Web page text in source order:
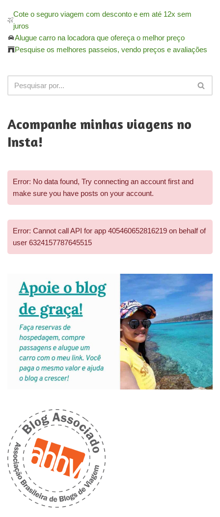
Cote o seguro viagem com desconto e em até 12x sem
juros
Alugue carro na locadora que ofereça o melhor preço
Pesquise os melhores passeios, vendo preços e avaliações
Acompanhe minhas viagens no
Insta!
Error: No data found, Try connecting an account first and
make sure you have posts on your account.
Error: Cannot call API for app 405460652816219 on behalf of
user 6324157787645515